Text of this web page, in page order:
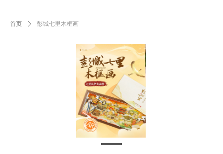
首页 ꄲ 彭城七里木框画